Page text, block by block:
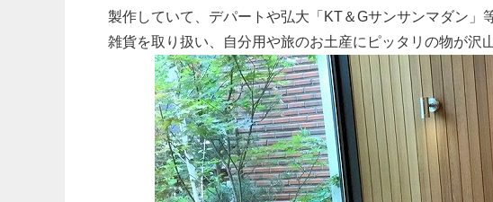
製作していて、デパートや弘大「KT＆Gサンサンマダン」
雑貨を取り扱い、自分用や旅のお土産にピッタリの物が沢